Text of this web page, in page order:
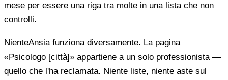
mese per essere una riga tra molte in una lista che non
controlli.
NienteAnsia funziona diversamente. La pagina
«Psicologo [città]» appartiene a un solo professionista —
quello che l'ha reclamata. Niente liste, niente aste sul